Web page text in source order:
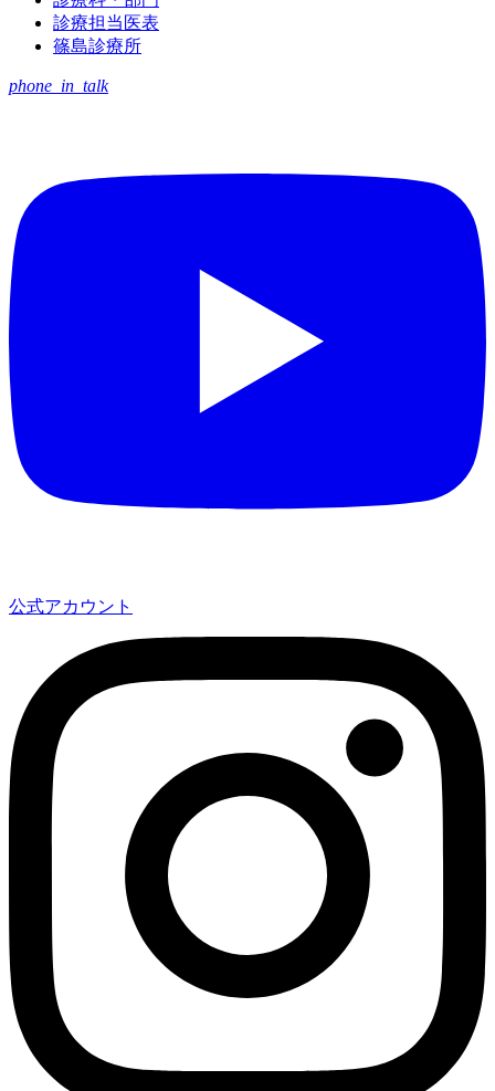
診療担当医表
篠島診療所
phone_in_talk
公式アカウント